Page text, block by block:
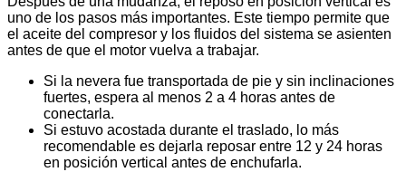
uno de los pasos más importantes. Este tiempo permite que
el aceite del compresor y los fluidos del sistema se asienten
antes de que el motor vuelva a trabajar.
Si la nevera fue transportada de pie y sin inclinaciones
fuertes, espera al menos 2 a 4 horas antes de
conectarla.
Si estuvo acostada durante el traslado, lo más
recomendable es dejarla reposar entre 12 y 24 horas
en posición vertical antes de enchufarla.